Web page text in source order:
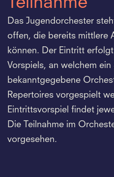
Das Jugendorchester
offen, die bereits mittlere
können. Der Eintritt
Vorspiels, an welchem
bekanntgegebene
Repertoires vorgespielt
Eintrittsvorspiel findet
Die Teilnahme im
vorgesehen.